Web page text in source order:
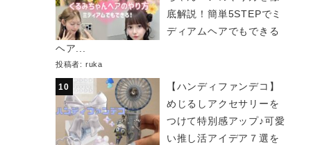
底解説！簡単5STEPでミ
ディアムヘアでもできる
ヘア...
投稿者: ruka
【ハンディファンデコ】
めじるしアクセサリーを
つけて特別感アップ♪可愛
い推し活アイデア７選を